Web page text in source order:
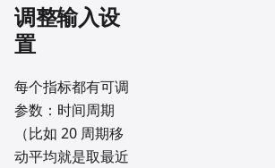
调整输入设
置
每个指标都有可调
参数：时间周期
（比如 20 周期移
动平均就是取最近